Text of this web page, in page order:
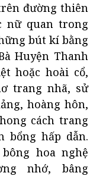
đường thiên
nữ quan trong
bút kí bằng
Huyện Thanh
hoặc hoài cổ,
trang nhã, sử
hoàng hôn,
cách trang
bổng hấp dẫn.
hoa nghệ
nhớ, bâng